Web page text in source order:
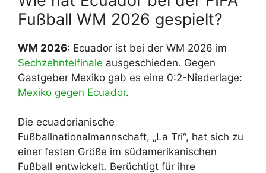
Fußball WM 2026 gespielt?
WM 2026: Ecuador ist bei der WM 2026 im
Sechzehntelfinale ausgeschieden. Gegen
Gastgeber Mexiko gab es eine 0:2-Niederlage:
Mexiko gegen Ecuador.
Die ecuadorianische
Fußballnationalmannschaft, „La Tri“, hat sich zu
einer festen Größe im südamerikanischen
Fußball entwickelt. Berüchtigt für ihre